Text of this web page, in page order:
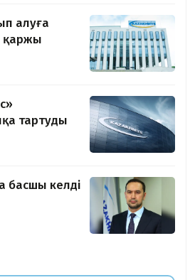
алуға
қаржы
тартуды
басшы келді